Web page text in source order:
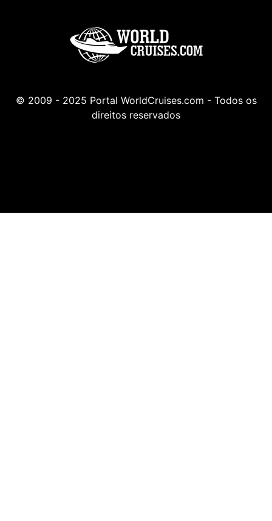
© 2009 - 2025 Portal WorldCruises.com - Todos os
direitos reservados